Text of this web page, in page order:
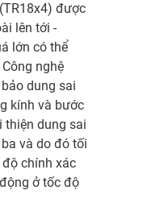
được
lên tới -
lớn có thể
nghệ
dung sai
kính và bước
thiện dung sai
và do đó tối
chính xác
ở tốc độ